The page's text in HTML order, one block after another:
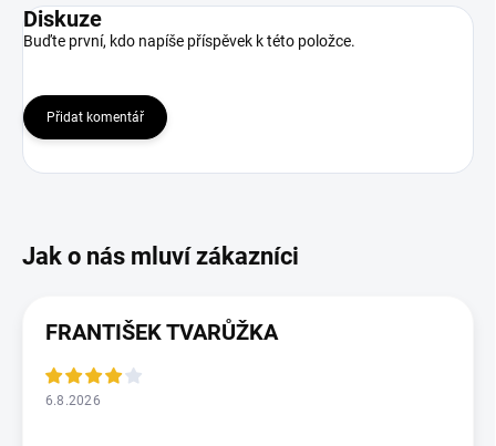
Diskuze
Buďte první, kdo napíše příspěvek k této položce.
Přidat komentář
FRANTIŠEK TVARŮŽKA
6.8.2026